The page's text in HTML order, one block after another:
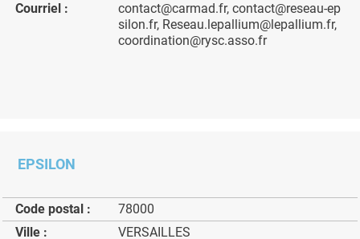
Courriel :
contact@carmad.fr, contact@reseau-ep
silon.fr, Reseau.lepallium@lepallium.fr,
coordination@rysc.asso.fr
EPSILON
Code postal :
78000
Ville :
VERSAILLES